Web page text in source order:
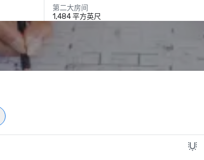
第二大房间
1,484 平方英尺